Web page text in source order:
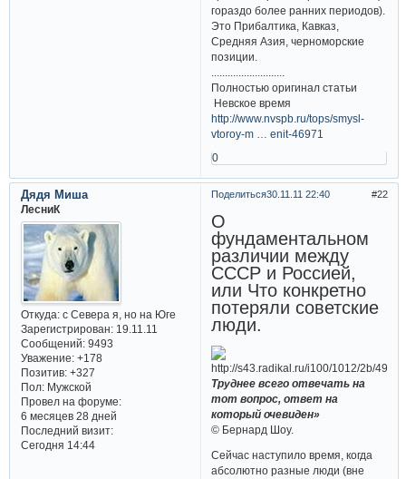
гораздо более ранних периодов).
Это Прибалтика, Кавказ,
Средняя Азия, черноморские
позиции.
Полностью оригинал статьи
Невское время
http://www.nvspb.ru/tops/smysl-
vtoroy-m … enit-46971
0
Поделиться 22
30.11.11 22:40
Дядя Миша
ЛесниК
Откуда:с Севера я, но на Юге
Зарегистрирован: 19.11.11
Сообщений:9493
Уважение: +178
Позитив: +327
Пол:Мужской
Провел на форуме:
6 месяцев 28 дней
Последний визит:
Сегодня 14:44
О
фундаментальном
различии между
СССР и Россией,
или Что конкретно
потеряли советские
люди.
Труднее всего отвечать на
тот вопрос, ответ на
который очевиден»
© Бернард Шоу.
Сейчас наступило время, когда
абсолютно разные люди (вне